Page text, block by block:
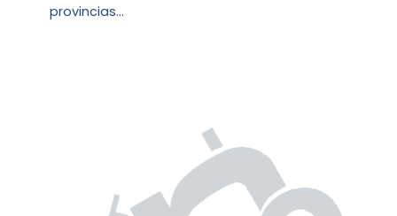
provincias…